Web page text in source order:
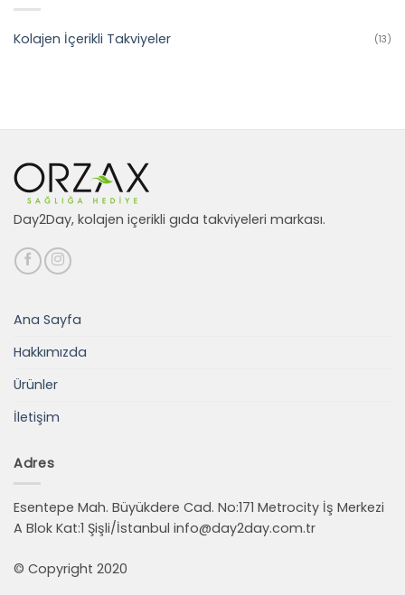
Yarar?
Kolajen İçerikli Takviyeler (13)
Day2Day, kolajen içerikli gıda takviyeleri markası.
Ana Sayfa
Hakkımızda
Ürünler
İletişim
Adres
Esentepe Mah. Büyükdere Cad. No:171 Metrocity İş Merkezi
A Blok Kat:1 Şişli/İstanbul info@day2day.com.tr
© Copyright 2020